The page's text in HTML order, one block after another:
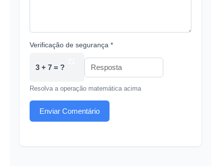
Verificação de segurança *
3 + 7 = ?
Resolva a operação matemática acima
Enviar Comentário